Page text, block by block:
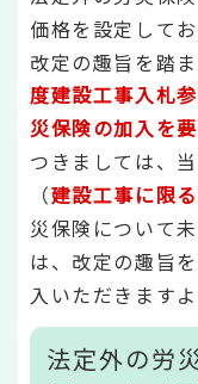
価格を設定してお
改定の趣旨を踏
度建設工事入札
災保険の加入を
つきましては、
（建設工事に限る
災保険について
は、改定の趣旨
入いただきます
法定外の労